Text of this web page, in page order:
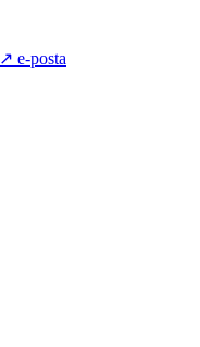
↗ e-posta